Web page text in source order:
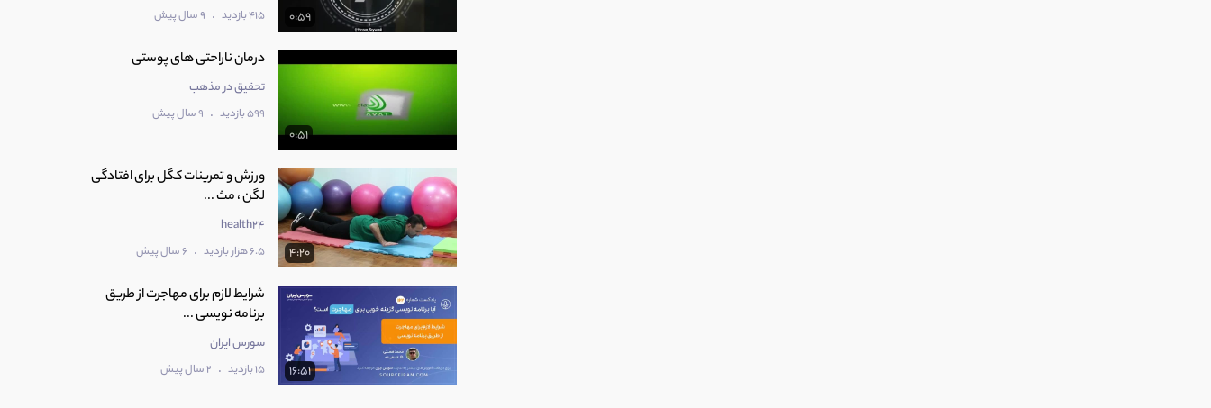
0:59 415 بازدید . 9 سال پیش
0:51
درمان ناراحتی های پوستی
تحقیق در مذهب
599 بازدید . 9 سال پیش
4:20
ورزش و تمرینات کگل برای افتادگی
لگن ، مث ...
health24
6.5 هزار بازدید . 6 سال پیش
16:51
شرایط لازم برای مهاجرت از طریق
برنامه نویسی ...
سورس ایران
15 بازدید . 2 سال پیش